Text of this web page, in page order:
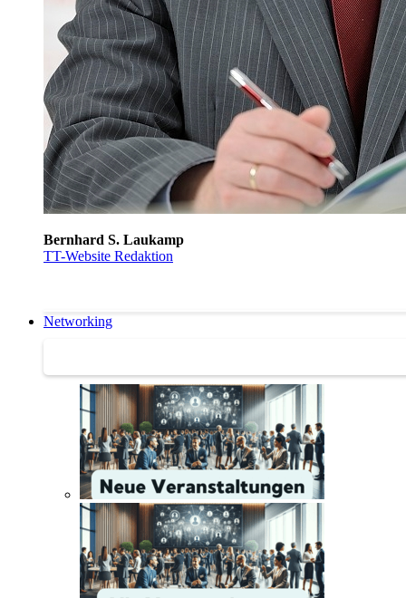
Bernhard S. Laukamp
TT-Website Redaktion
Networking